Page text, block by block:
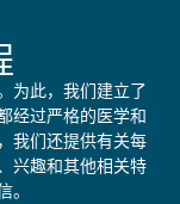
为此，我们建立了
经过严格的医学和
我们还提供有关每
兴趣和其他相关特